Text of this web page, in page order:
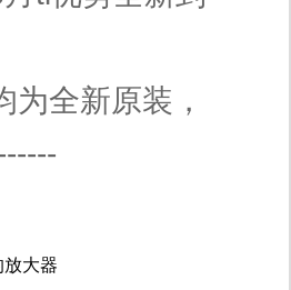
为全新原装，
大器